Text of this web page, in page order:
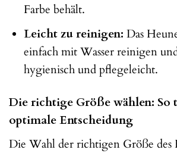
Farbe behält.
Leicht zu reinigen: Das
einfach mit Wasser reinigen
hygienisch und pflegeleicht.
Die richtige Größe wählen: So
optimale Entscheidung
Die Wahl der richtigen Größe des